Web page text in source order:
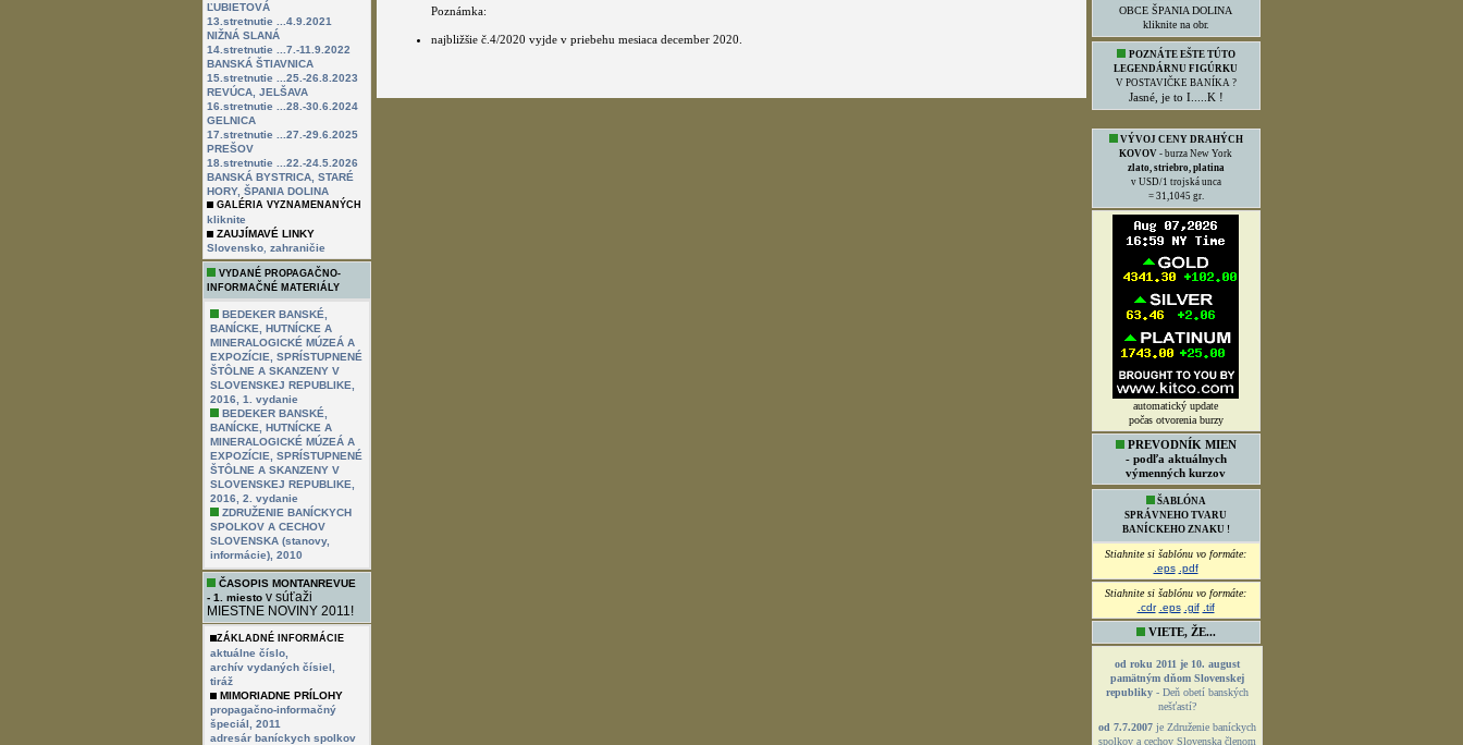
ĽUBIETOVÁ
13.stretnutie ...4.9.2021
NIŽNÁ SLANÁ
14.stretnutie ...7.-11.9.2022
BANSKÁ ŠTIAVNICA
15.stretnutie ...25.-26.8.2023
REVÚCA, JELŠAVA
16.stretnutie ...28.-30.6.2024
GELNICA
17.stretnutie ...27.-29.6.2025
PREŠOV
18.stretnutie ...22.-24.5.2026
BANSKÁ BYSTRICA, STARÉ
HORY, ŠPANIA DOLINA
GALÉRIA VYZNAMENANÝCH
kliknite
ZAUJÍMAVÉ LINKY
Slovensko, zahraničie
VYDANÉ PROPAGAČNO-
INFORMAČNÉ MATERIÁLY
BEDEKER BANSKÉ,
BANÍCKE, HUTNÍCKE A
MINERALOGICKÉ MÚZEÁ A
EXPOZÍCIE, SPRÍSTUPNENÉ
ŠTÔLNE A SKANZENY V
SLOVENSKEJ REPUBLIKE,
2016, 1. vydanie
BEDEKER BANSKÉ,
BANÍCKE, HUTNÍCKE A
MINERALOGICKÉ MÚZEÁ A
EXPOZÍCIE, SPRÍSTUPNENÉ
ŠTÔLNE A SKANZENY V
SLOVENSKEJ REPUBLIKE,
2016, 2. vydanie
ZDRUŽENIE BANÍCKYCH
SPOLKOV A CECHOV
SLOVENSKA (stanovy,
informácie), 2010
ČASOPIS MONTANREVUE
- 1. miesto v súťaži
MIESTNE NOVINY 2011!
ZÁKLADNÉ INFORMÁCIE
aktuálne číslo,
archív vydaných čísiel,
tiráž
MIMORIADNE PRÍLOHY
propagačno-informačný
špeciál, 2011
adresár baníckych spolkov
VADEMECUM
vlastníka kultúrnej pamiatky
- kliknite na obr.
Interaktívny dokument
bývalom Československu
- kliknite na obr.
ODPORÚČAME
K NÁVŠTEVE
SKRÁTENÁ VERZIA DVD
"Šachta Ludovika
na Španej Doline
- Pohľad späť"
kliknite na obal. stranu
PLNÚ VERZIU DVD
si môžete objednať -
PREZENTÁCIA
OBCE ŠPANIA DOLINA
kliknite na obr.
POZNÁTE EŠTE TÚTO
LEGENDÁRNU FIGÚRKU
V POSTAVIČKE BANÍKA ?
Jasné, je to I.....K !
VÝVOJ CENY DRAHÝCH
KOVOV- burza New York
zlato, striebro, platina
v USD/1 trojská unca
= 31,1045 gr.
Poznámka:
najbližšie č.4/2020 vyjde v priebehu mesiaca december 2020.